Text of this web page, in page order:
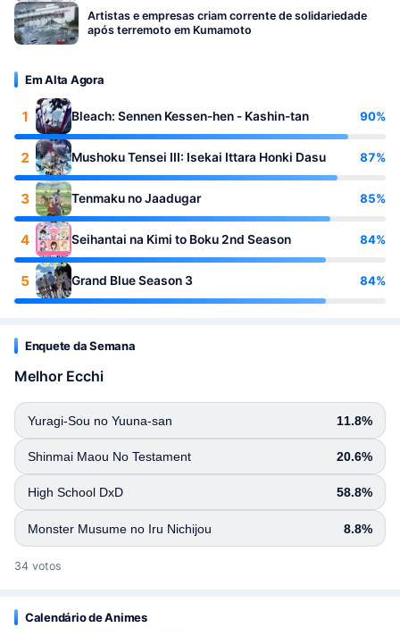
Artistas e empresas criam corrente de solidariedade
após terremoto em Kumamoto
Em Alta Agora
1 Bleach: Sennen Kessen-hen - Kashin-tan 90%
2 Mushoku Tensei III: Isekai Ittara Honki Dasu 87%
3 Tenmaku no Jaadugar 85%
4 Seihantai na Kimi to Boku 2nd Season 84%
5 Grand Blue Season 3 84%
Enquete da Semana
Melhor Ecchi
Yuragi-Sou no Yuuna-san 11.8%
Shinmai Maou No Testament 20.6%
High School DxD 58.8%
Monster Musume no Iru Nichijou 8.8%
34 votos
Calendário de Animes